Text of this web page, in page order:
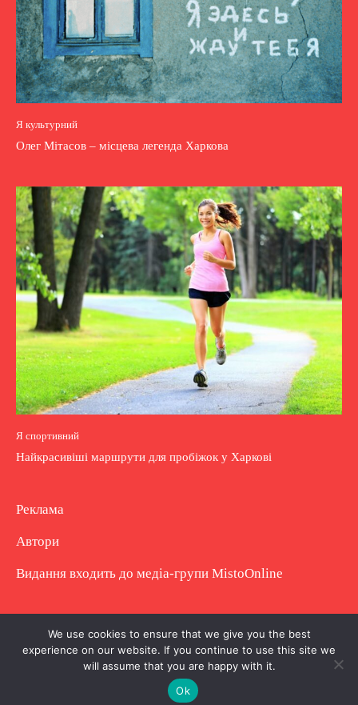
Я культурний
Олег Мітасов – місцева легенда Харкова
Я спортивний
Найкрасивіші маршрути для пробіжок у Харкові
Реклама
Автори
Видання входить до медіа-групи MistoOnline
Copyright © Повне використання матеріалу
заборонено. Частково можна з гіперпосиланням.
We use cookies to ensure that we give you the best
experience on our website. If you continue to use this site we
will assume that you are happy with it.
Ok